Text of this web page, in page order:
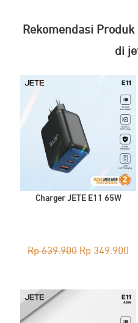
Rekomendasi Produk
di
Charger JETE E11 65W
Rp639.900 Original
was:
Rp 349.900
is: